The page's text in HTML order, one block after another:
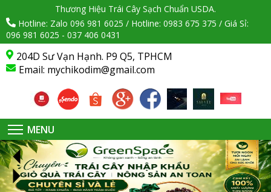
Thương Hiệu Trái Cây Sạch Chuẩn USDA.
Hotline: Zalo 096 981 6025 / Hotline: 0983 675 375 / Giá Sỉ:
096 981 6025 - 037 406 0431
204D Sư Vạn Hạnh. P9 Q5, TPHCM
Email: mychikodim@gmail.com
MENU